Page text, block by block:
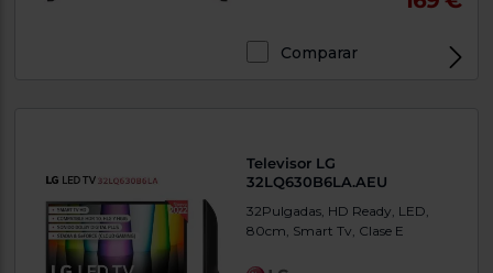
Comparar
Televisor LG
32LQ630B6LA.AEU
32Pulgadas, HD Ready, LED,
80cm, Smart Tv, Clase E